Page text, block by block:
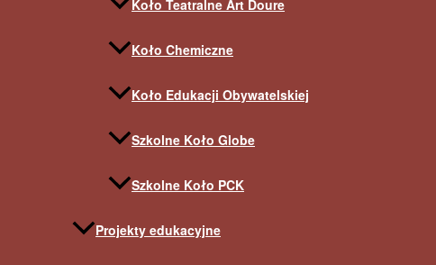
Koło Teatralne Art Doure
Koło Chemiczne
Koło Edukacji Obywatelskiej
Szkolne Koło Globe
Szkolne Koło PCK
Projekty edukacyjne